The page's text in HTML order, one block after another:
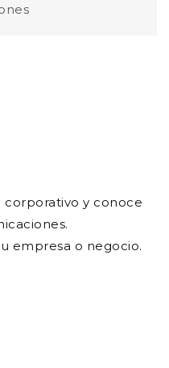
y conoce
empresa o negocio.